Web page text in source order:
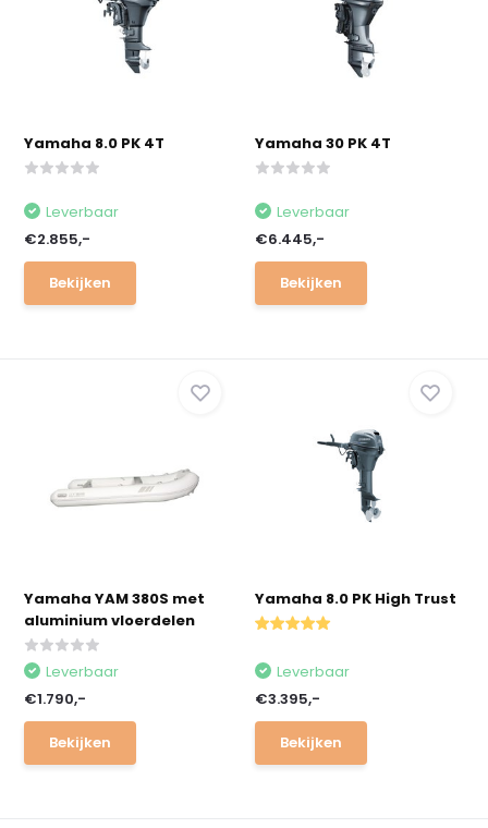
Yamaha 8.0 PK 4T
Leverbaar
€2.855,-
Bekijken
Yamaha 30 PK 4T
Leverbaar
€6.445,-
Bekijken
Yamaha YAM 380S met
aluminium vloerdelen
Leverbaar
€1.790,-
Bekijken
Yamaha 8.0 PK High Trust
Leverbaar
€3.395,-
Bekijken